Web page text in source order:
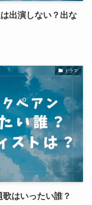
出演しない？出な
ドラマ
はいったい誰？